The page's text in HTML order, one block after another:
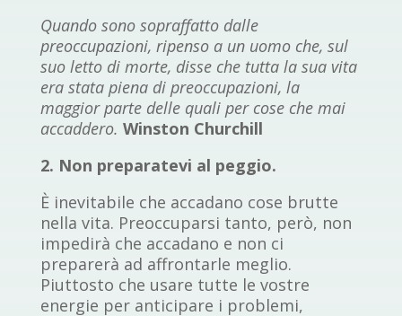
Quando sono sopraffatto dalle
preoccupazioni, ripenso a un uomo che, sul
suo letto di morte, disse che tutta la sua vita
era stata piena di preoccupazioni, la
maggior parte delle quali per cose che mai
accaddero. Winston Churchill
2. Non preparatevi al peggio.
È inevitabile che accadano cose brutte
nella vita. Preoccuparsi tanto, però, non
impedirà che accadano e non ci
preparerà ad affrontarle meglio.
Piuttosto che usare tutte le vostre
energie per anticipare i problemi,